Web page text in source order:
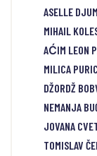
ASELLE
MIHAIL
AĆIM LEON
MILICA
DŽORDŽ
NEMANJA
JOVANA
TOMISLAV